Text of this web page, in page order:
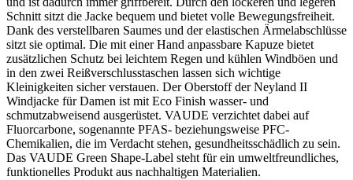
Schnitt sitzt die Jacke bequem und bietet volle Bewegungsfreiheit.
Dank des verstellbaren Saumes und der elastischen Ärmelabschlüsse
sitzt sie optimal. Die mit einer Hand anpassbare Kapuze bietet
zusätzlichen Schutz bei leichtem Regen und kühlen Windböen und
in den zwei Reißverschlusstaschen lassen sich wichtige
Kleinigkeiten sicher verstauen. Der Oberstoff der Neyland II
Windjacke für Damen ist mit Eco Finish wasser- und
schmutzabweisend ausgerüstet. VAUDE verzichtet dabei auf
Fluorcarbone, sogenannte PFAS- beziehungsweise PFC-
Chemikalien, die im Verdacht stehen, gesundheitsschädlich zu sein.
Das VAUDE Green Shape-Label steht für ein umweltfreundliches,
funktionelles Produkt aus nachhaltigen Materialien.